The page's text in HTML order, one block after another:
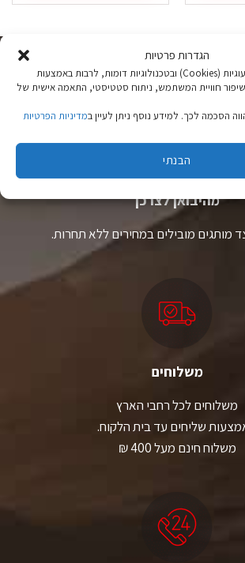
הגדרות פרטיות
באתר זה נעשה שימוש בעוגיות (Cookies) ובטכנולוגיות דומות, לרבות באמצעות
חוויית המשתמש, ניתוח סטטיסטי, התאמה אישית של
הסכמה לכך. למידע נוסף ניתן לעיין במדיניות הפרטיות
הבנתי
ניתן
לבחור
את
בעמוד
ציוד טיולים
מהיבואן לצרכן
מותגים מובילים במחירים ללא תחרות.
משלוחים
משלוחים לכל רחבי הארץ
שליחים עד בית הלקוח.
משלוח חינם מעל 400 ₪